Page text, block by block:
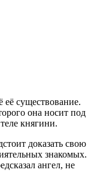
её существование.
она носит под
княгини.
доказать свою
знакомых.
ангел, не